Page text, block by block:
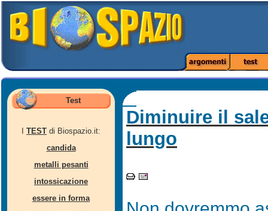
Test
TEST di Biospazio.it:
candida
metalli pesanti
intossicazione
essere in forma
Diminuire il
lungo